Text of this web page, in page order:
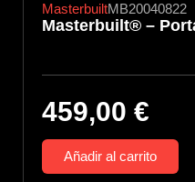
MasterbuiltMB20040822
Masterbuilt® –
459,00 €
Añadir al carrito